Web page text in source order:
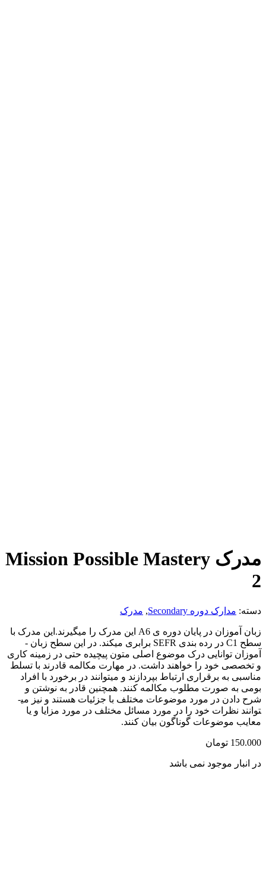
مدرک Mission Possible Mastery
2
دسته: مدارک دوره Secondary , مدرک
زبان آموزان در پایان دوره ی A6 این مدرک را میگیرند.این مدرک با
سطح C1 در رده بندی SEFR برابری میکند. در این سطح زبان ­
آموزان توانایی درک موضوع اصلی متون پیچیده حتی در زمینه کاری
و تخصصی خود را خواهند داشت. در مهارت مکالمه قادرند با تسلط
مناسبی به برقراری ارتباط بپردازند و می­توانند در برخورد با افراد
بومی به صورت مطلوب مکالمه کنند. همچنین قادر به نوشتن و
شرح دادن در مورد موضوعات مختلف با جزئیات هستند و نیز می­
توانند نظرات خود را در مورد مسائل مختلف در مورد مزایا و یا
معایب موضوعات گوناگون بیان کنند.
150.000 تومان
در انبار موجود نمی باشد